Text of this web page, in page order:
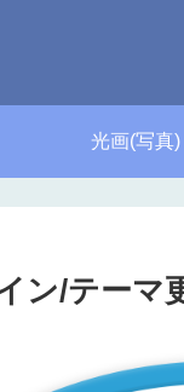
光画(写真)
ン/テーマ